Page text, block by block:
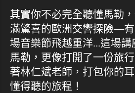
其實你不必完全聽懂馬勒
滿驚喜的歐洲交響探險—
場音樂節飛越重洋...這場
馬勒，更像打開了一份旅
著林仁斌老師，打包你的
懂得聽的旅程！